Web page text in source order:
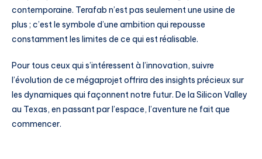
contemporaine. Terafab n’est pas seulement une usine de
plus ; c’est le symbole d’une ambition qui repousse
constamment les limites de ce qui est réalisable.
Pour tous ceux qui s’intéressent à l’innovation, suivre
l’évolution de ce mégaprojet offrira des insights précieux sur
les dynamiques qui façonnent notre futur. De la Silicon Valley
au Texas, en passant par l’espace, l’aventure ne fait que
commencer.